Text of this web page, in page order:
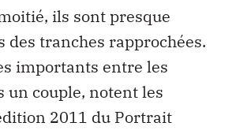
ils sont presque
des tranches rapprochées.
importants entre les
un couple, notent les
2011 du Portrait